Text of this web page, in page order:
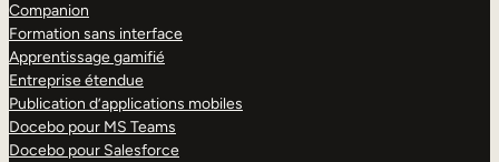
Companion
Formation sans interface
Apprentissage gamifié
Entreprise étendue
Publication d’applications mobiles
Docebo pour MS Teams
Docebo pour Salesforce